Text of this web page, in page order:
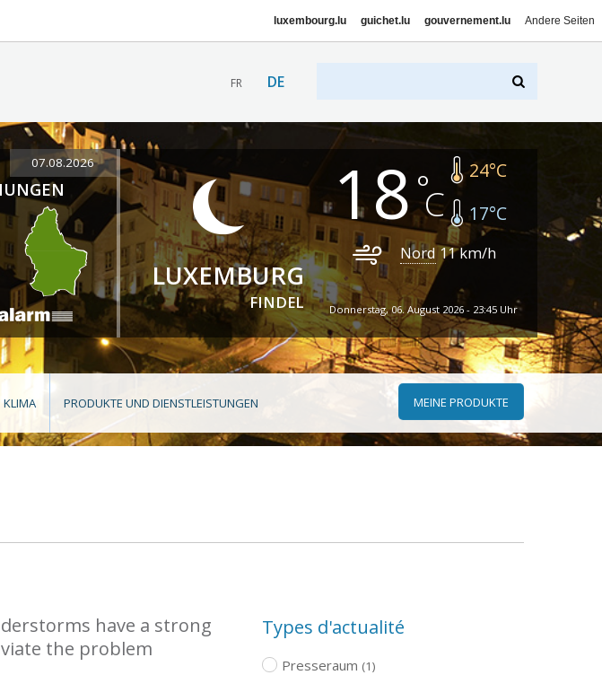
luxembourg.lu guichet.lu gouvernement.lu Andere Seiten
FR DE
07.08.2026
LUXEMBURG
FINDEL
18 24°C
17°C
Nord 11km/h
Donnerstag, 06. August 2026 - 23:45 Uhr
KLIMA PRODUKTE UND DIENSTLEISTUNGEN MEINE PRODUKTE
have a strong
the problem
Types d'actualité
Presseraum (1)